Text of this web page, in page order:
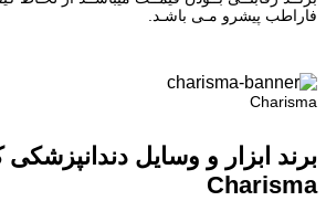
فاراطب پیشرو مـی باشـد.
Charisma
برند ابزار و وسایل دندانپزشکی
Charisma